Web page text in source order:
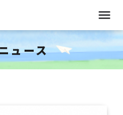
ュース